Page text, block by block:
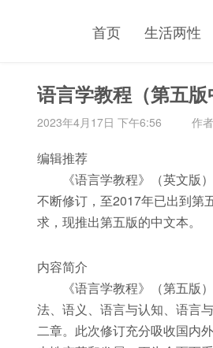
首页 生活两性
语言学教程（第五
2023年4月17日 下午6:56 作
编辑推荐
《语言学教程》（英文版）
不断修订，至2017年已出到第
求，现推出第五版的中文本。
内容简介
《语言学教程》（第五版）
法、语义、语言与认知、语言
二章。此次修订充分吸收国内